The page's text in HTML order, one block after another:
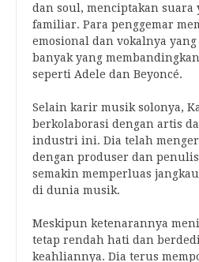
dan soul, menciptakan suara
familiar. Para penggemar
emosional dan vokalnya
banyak yang
seperti Adele dan Beyoncé.
Selain karir musik solonya,
berkolaborasi dengan artis
industri ini. Dia telah
dengan produser dan
semakin memperluas
di dunia musik.
Meskipun ketenarannya
tetap rendah hati dan
keahliannya. Dia terus